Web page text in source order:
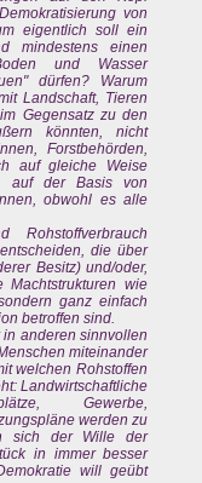
von
eigentlich soll ein
mindestens einen
und Wasser
dürfen? Warum
Landschaft, Tieren
Gegensatz zu den
könnten, nicht
Forstbehörden,
auf gleiche Weise
auf der Basis von
obwohl es alle
Rohstoffverbrauch
die über
Besitz) und/oder,
Machtstrukturen wie
ganz einfach
betroffen sind.
anderen sinnvollen
miteinander
welchen Rohstoffen
Landwirtschaftliche
Gewerbe,
werden zu
sich der Wille der
in immer besser
will geübt